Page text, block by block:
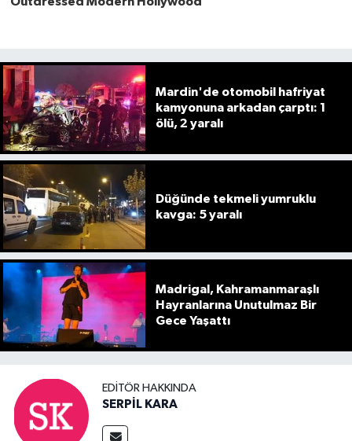
Mardin'de otomobil hafriyat
kamyonuna arkadan çarptı: 1
ölü, 2 yaralı
Düğünde tekmeli yumruklu
kavga: 5 yaralı
Madrigal, Kahramanmaraşlı
Hayranlarına Unutulmaz Bir
Gece Yaşattı
EDITÖR HAKKINDA
SERPİL KARA